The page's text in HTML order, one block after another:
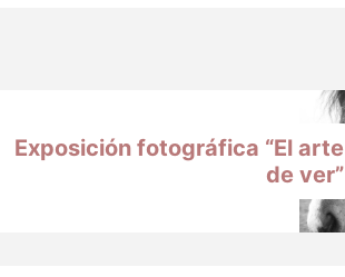
Exposición fotográfica “El arte
de ver”